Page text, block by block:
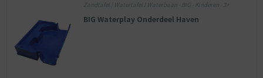
Zandtafel | Watertafel l Waterbaan - BIG - Kinderen - 3+
BIG Waterplay Onderdeel Haven